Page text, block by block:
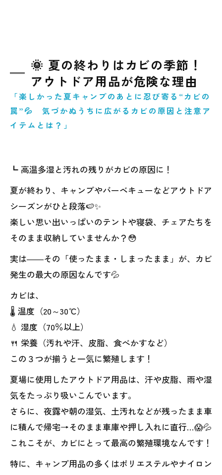
🌞 夏の終わりはカビの季節！
アウトドア用品が危険な理由
「楽しかった夏キャンプのあとに忍び寄る“カビの
罠”💦 気づかぬうちに広がるカビの原因と注意ア
イテムとは？」
┗ 高温多湿と汚れの残りがカビの原因に！
夏が終わり、キャンプやバーベキューなどアウトドア
シーズンがひと段落🍉✨
楽しい思い出いっぱいのテントや寝袋、チェアたちを
そのまま収納していませんか？😳
実は――その「使ったまま・しまったまま」が、カビ
発生の最大の原因なんです💦
カビは、
🌡️ 温度（20～30℃）
💧 湿度（70％以上）
🍴 栄養（汚れや汗、皮脂、食べかすなど）
この３つが揃うと一気に繁殖します！
夏場に使用したアウトドア用品は、汗や皮脂、雨や湿
気をたっぷり吸いこんでいます。
さらに、夜露や朝の湿気、土汚れなどが残ったまま車
に積んで帰宅→そのまま車庫や押し入れに直行…😱💦
これこそが、カビにとって最高の繁殖環境なんです！
特に、キャンプ用品の多くはポリエステルやナイロン